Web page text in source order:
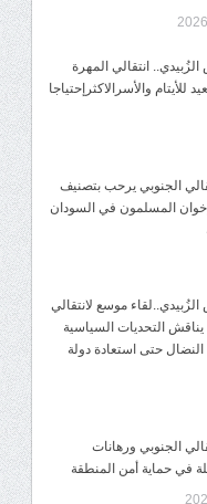
الزُبيدي.. انتقالي المهرة
للأيتام والأسرالاكثرإحتياجا
الجنوبي يرحب بتصنيف
المسلمون في السودان
الزُبيدي..لقاء موسع لانتقالي
التحديات السياسية
النضال حتى استعادة دولة
الجنوبي ورهانات
في حماية أمن المنطقة